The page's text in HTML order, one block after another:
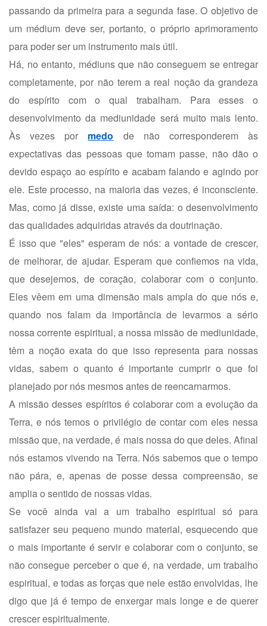
passando da primeira para a segunda fase. O objetivo de
um médium deve ser, portanto, o próprio aprimoramento
para poder ser um instrumento mais útil.
Há, no entanto, médiuns que não conseguem se entregar
completamente, por não terem a real noção da grandeza
do espírito com o qual trabalham. Para esses o
desenvolvimento da mediunidade será muito mais lento.
Às vezes por medo de não corresponderem às
expectativas das pessoas que tomam passe, não dão o
devido espaço ao espírito e acabam falando e agindo por
ele. Este processo, na maioria das vezes, é inconsciente.
Mas, como já disse, existe uma saída: o desenvolvimento
das qualidades adquiridas através da doutrinação.
É isso que "eles" esperam de nós: a vontade de crescer,
de melhorar, de ajudar. Esperam que confiemos na vida,
que desejemos, de coração, colaborar com o conjunto.
Eles vêem em uma dimensão mais ampla do que nós e,
quando nos falam da importância de levarmos a sério
nossa corrente espiritual, a nossa missão de mediunidade,
têm a noção exata do que isso representa para nossas
vidas, sabem o quanto é importante cumprir o que foi
planejado por nós mesmos antes de reencarnarmos.
A missão desses espíritos é colaborar com a evolução da
Terra, e nós temos o privilégio de contar com eles nessa
missão que, na verdade, é mais nossa do que deles. Afinal
nós estamos vivendo na Terra. Nós sabemos que o tempo
não pára, e, apenas de posse dessa compreensão, se
amplia o sentido de nossas vidas.
Se você ainda vai a um trabalho espiritual só para
satisfazer seu pequeno mundo material, esquecendo que
o mais importante é servir e colaborar com o conjunto, se
não consegue perceber o que é, na verdade, um trabalho
espiritual, e todas as forças que nele estão envolvidas, lhe
digo que já é tempo de enxergar mais longe e de querer
crescer espiritualmente.